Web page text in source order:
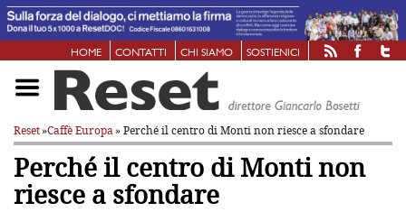
HOME CONTATTI CHI SIAMO SOSTIENICI
Reset»Caffè Europa» Perché il centro di Monti non riesce a sfondare
Perché il centro di Monti non
riesce a sfondare